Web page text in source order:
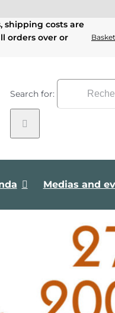
shipping costs are
orders over or
Basket
Search for:
Medias and